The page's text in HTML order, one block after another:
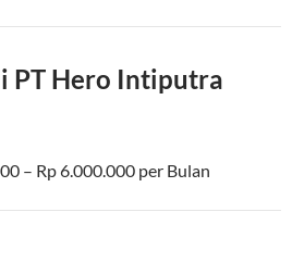
PT Hero Intiputra
– Rp6.000.000 per Bulan